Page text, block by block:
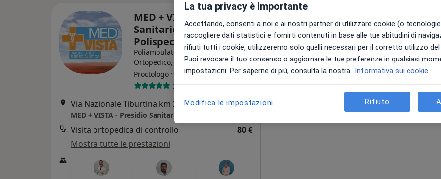
MED + VISTA - Presidio
Sanitario
Polispecialistico
Poliambulatorio
Ortopedico, Endocrinologo,
Proctologo · Altro
2383 recensioni
Via Nazionale Tiburtina km 26/D, Villanova • Mappa
MED + VISTA - Presidio Sanitario Polispecialistico
Visita ortopedica di controllo
80 €
Mostra tutte le prestazioni
8 Ago 9 Ago 10 Ago 11 Ago
Non ci sono agende disponibili!
Mostra profilo
La tua privacy è importante
Accettando, consenti a noi e ai nostri partner di utilizzare cookie (o
raccogliere dati statistici e fornirti contenuti in base alle tue abitudini di
rifiuti tutti i cookie, utilizzeremo solo quelli necessari per il corretto utilizzo
Puoi revocare il tuo consenso o aggiornare le tue preferenze in qualsiasi
impostazioni. Per saperne di più, consulta la nostra Informativa sui cookie
Modifica le impostazioni Rifiuto